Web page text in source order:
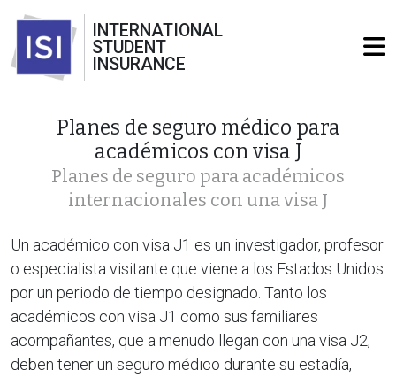
INTERNATIONAL
STUDENT
INSURANCE
Planes de seguro médico para
académicos con visa J
Planes de seguro para académicos
internacionales con una visa J
Un académico con visa J1 es un investigador, profesor
o especialista visitante que viene a los Estados Unidos
por un periodo de tiempo designado. Tanto los
académicos con visa J1 como sus familiares
acompañantes, que a menudo llegan con una visa J2,
deben tener un seguro médico durante su estadía,